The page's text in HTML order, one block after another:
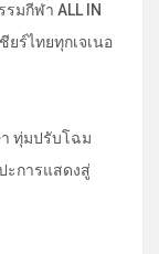
มกีฬา ALL IN
ยร์ไทยทุกเจเนอ
ทุ่มปรับโฉม
ะการแสดงสู่